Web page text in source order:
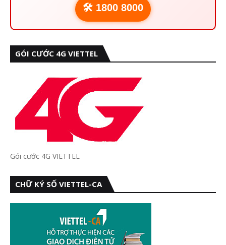
🛠️ 1800 8000
GÓI CƯỚC 4G VIETTEL
Gói cước 4G VIETTEL
CHỮ KÝ SỐ VIETTEL-CA